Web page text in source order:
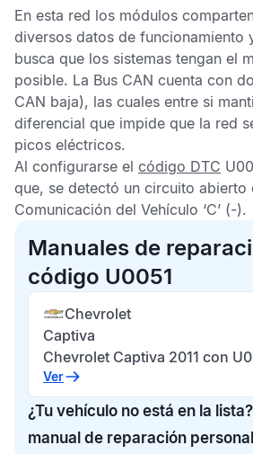
En esta red los módulos
diversos datos de funcionamiento
busca que los sistemas tengan el
posible. La Bus CAN cuenta con
CAN baja), las cuales entre si
diferencial que impide que la red
picos eléctricos.
Al configurarse el código DTC
que, se detectó un circuito abierto
Comunicación del Vehículo ‘C’ (-).
Manuales de
código U0051
Chevrolet
Captiva
Chevrolet Captiva 2011 con
Ver
¿Tu vehículo no está en la
manual de reparación